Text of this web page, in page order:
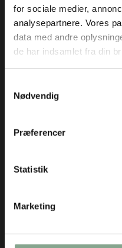
for sociale medier,
analysepartnere. Vores
data med andre
de har indsamlet fra din
Nødvendig
Præferencer
Statistik
Marketing
Inventar
Tester
Hygiejne
Køkken
Rengøring og affald